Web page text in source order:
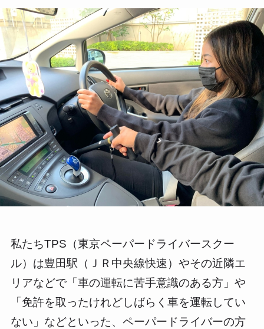
私たちTPS（東京ペーパードライバースクー
ル）は豊田駅（ＪＲ中央線快速）やその近隣エ
リアなどで「車の運転に苦手意識のある方」や
「免許を取ったけれどしばらく車を運転してい
ない」などといった、ペーパードライバーの方